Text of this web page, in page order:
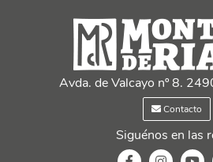
Avda. de Valcayo nº 8.
Contacto
Siguénos en las